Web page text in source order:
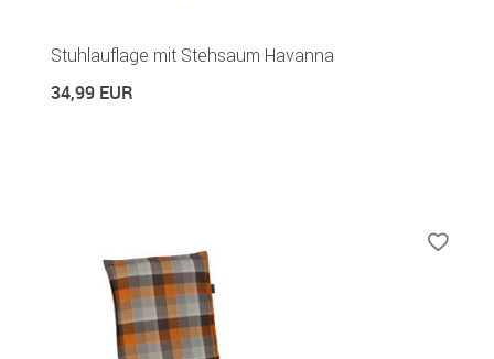
Stuhlauflage mit Stehsaum Havanna
34,99 EUR